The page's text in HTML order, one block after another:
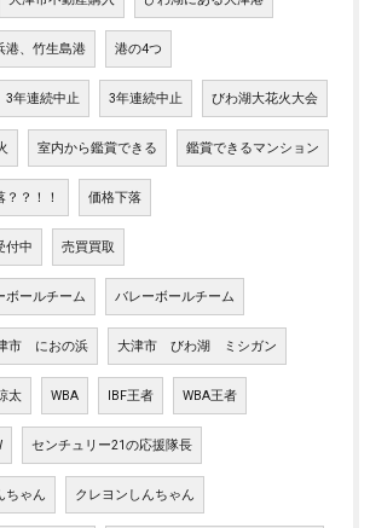
港、竹生島港 港の4つ
3年連続中止 3年連続中止 びわ湖大花火大会
室内から鑑賞できる 鑑賞できるマンション
？！！ 価格下落
付中 売買買取
ボールチーム バレーボールチーム
市 におの浜 大津市 びわ湖 ミシガン
太 WBA IBF王者 WBA王者
センチュリー21の応援隊長
ちゃん クレヨンしんちゃん